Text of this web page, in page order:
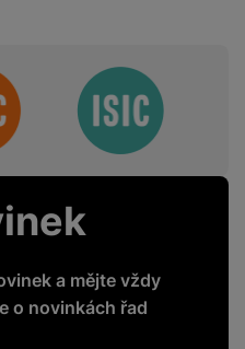
a mějte vždy
o novinkách řad